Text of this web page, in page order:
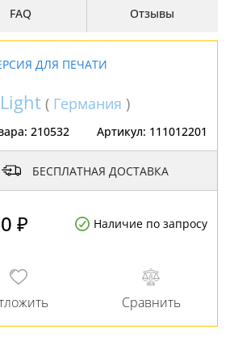
FAQ Отзывы
ДЛЯ ПЕЧАТИ
( Германия )
210532 Артикул: 111012201
БЕСПЛАТНАЯ ДОСТАВКА
₽ Наличие по запросу